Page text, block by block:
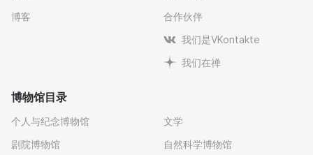
博客
合作伙伴
我们是VKontakte
我们在禅
博物馆目录
个人与纪念博物馆
剧院博物馆
文学
自然科学博物馆